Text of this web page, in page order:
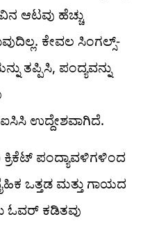
ಆಟವು ಹೆಚ್ಚು
ಕೇವಲ ಸಿಂಗಲ್ಸ್-
ತಪ್ಪಿಸಿ, ಪಂದ್ಯವನ್ನು
ಉದ್ದೇಶವಾಗಿದೆ.
ಪಂದ್ಯಾವಳಿಗಳಿಂದ
ಒತ್ತಡ ಮತ್ತು ಗಾಯದ
ಓವರ್ ಕಡಿತವು